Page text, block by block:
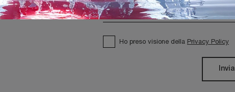
Ho preso visione della Privacy Policy
Invia